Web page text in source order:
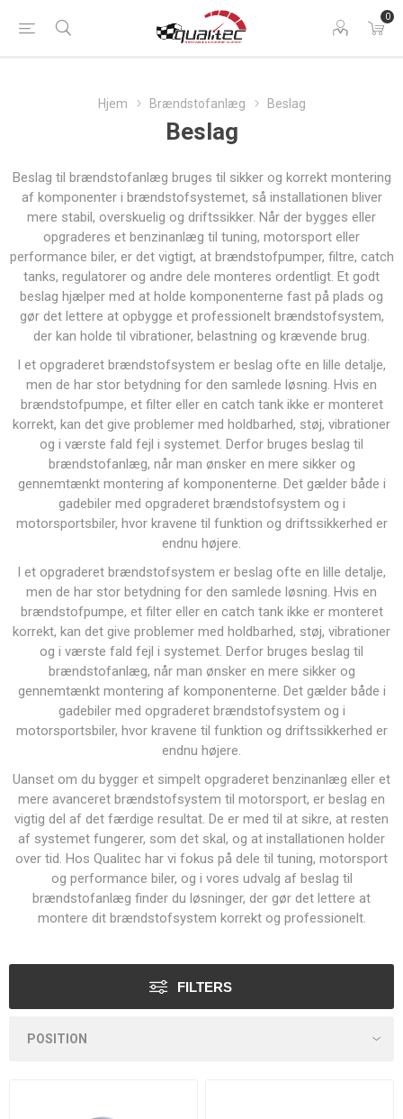
0
Hjem Brændstofanlæg Beslag
Beslag
Beslag til brændstofanlæg bruges til sikker og korrekt montering
af komponenter i brændstofsystemet, så installationen bliver
mere stabil, overskuelig og driftssikker. Når der bygges eller
opgraderes et benzinanlæg til tuning, motorsport eller
performance biler, er det vigtigt, at brændstofpumper, filtre, catch
tanks, regulatorer og andre dele monteres ordentligt. Et godt
beslag hjælper med at holde komponenterne fast på plads og
gør det lettere at opbygge et professionelt brændstofsystem,
der kan holde til vibrationer, belastning og krævende brug.
I et opgraderet brændstofsystem er beslag ofte en lille detalje,
men de har stor betydning for den samlede løsning. Hvis en
brændstofpumpe, et filter eller en catch tank ikke er monteret
korrekt, kan det give problemer med holdbarhed, støj, vibrationer
og i værste fald fejl i systemet. Derfor bruges beslag til
brændstofanlæg, når man ønsker en mere sikker og
gennemtænkt montering af komponenterne. Det gælder både i
gadebiler med opgraderet brændstofsystem og i
motorsportsbiler, hvor kravene til funktion og driftssikkerhed er
endnu højere.
I et opgraderet brændstofsystem er beslag ofte en lille detalje,
men de har stor betydning for den samlede løsning. Hvis en
brændstofpumpe, et filter eller en catch tank ikke er monteret
korrekt, kan det give problemer med holdbarhed, støj, vibrationer
og i værste fald fejl i systemet. Derfor bruges beslag til
brændstofanlæg, når man ønsker en mere sikker og
gennemtænkt montering af komponenterne. Det gælder både i
gadebiler med opgraderet brændstofsystem og i
motorsportsbiler, hvor kravene til funktion og driftssikkerhed er
endnu højere.
Uanset om du bygger et simpelt opgraderet benzinanlæg eller et
mere avanceret brændstofsystem til motorsport, er beslag en
vigtig del af det færdige resultat. De er med til at sikre, at resten
af systemet fungerer, som det skal, og at installationen holder
over tid. Hos Qualitec har vi fokus på dele til tuning, motorsport
og performance biler, og i vores udvalg af beslag til
brændstofanlæg finder du løsninger, der gør det lettere at
montere dit brændstofsystem korrekt og professionelt.
FILTERS